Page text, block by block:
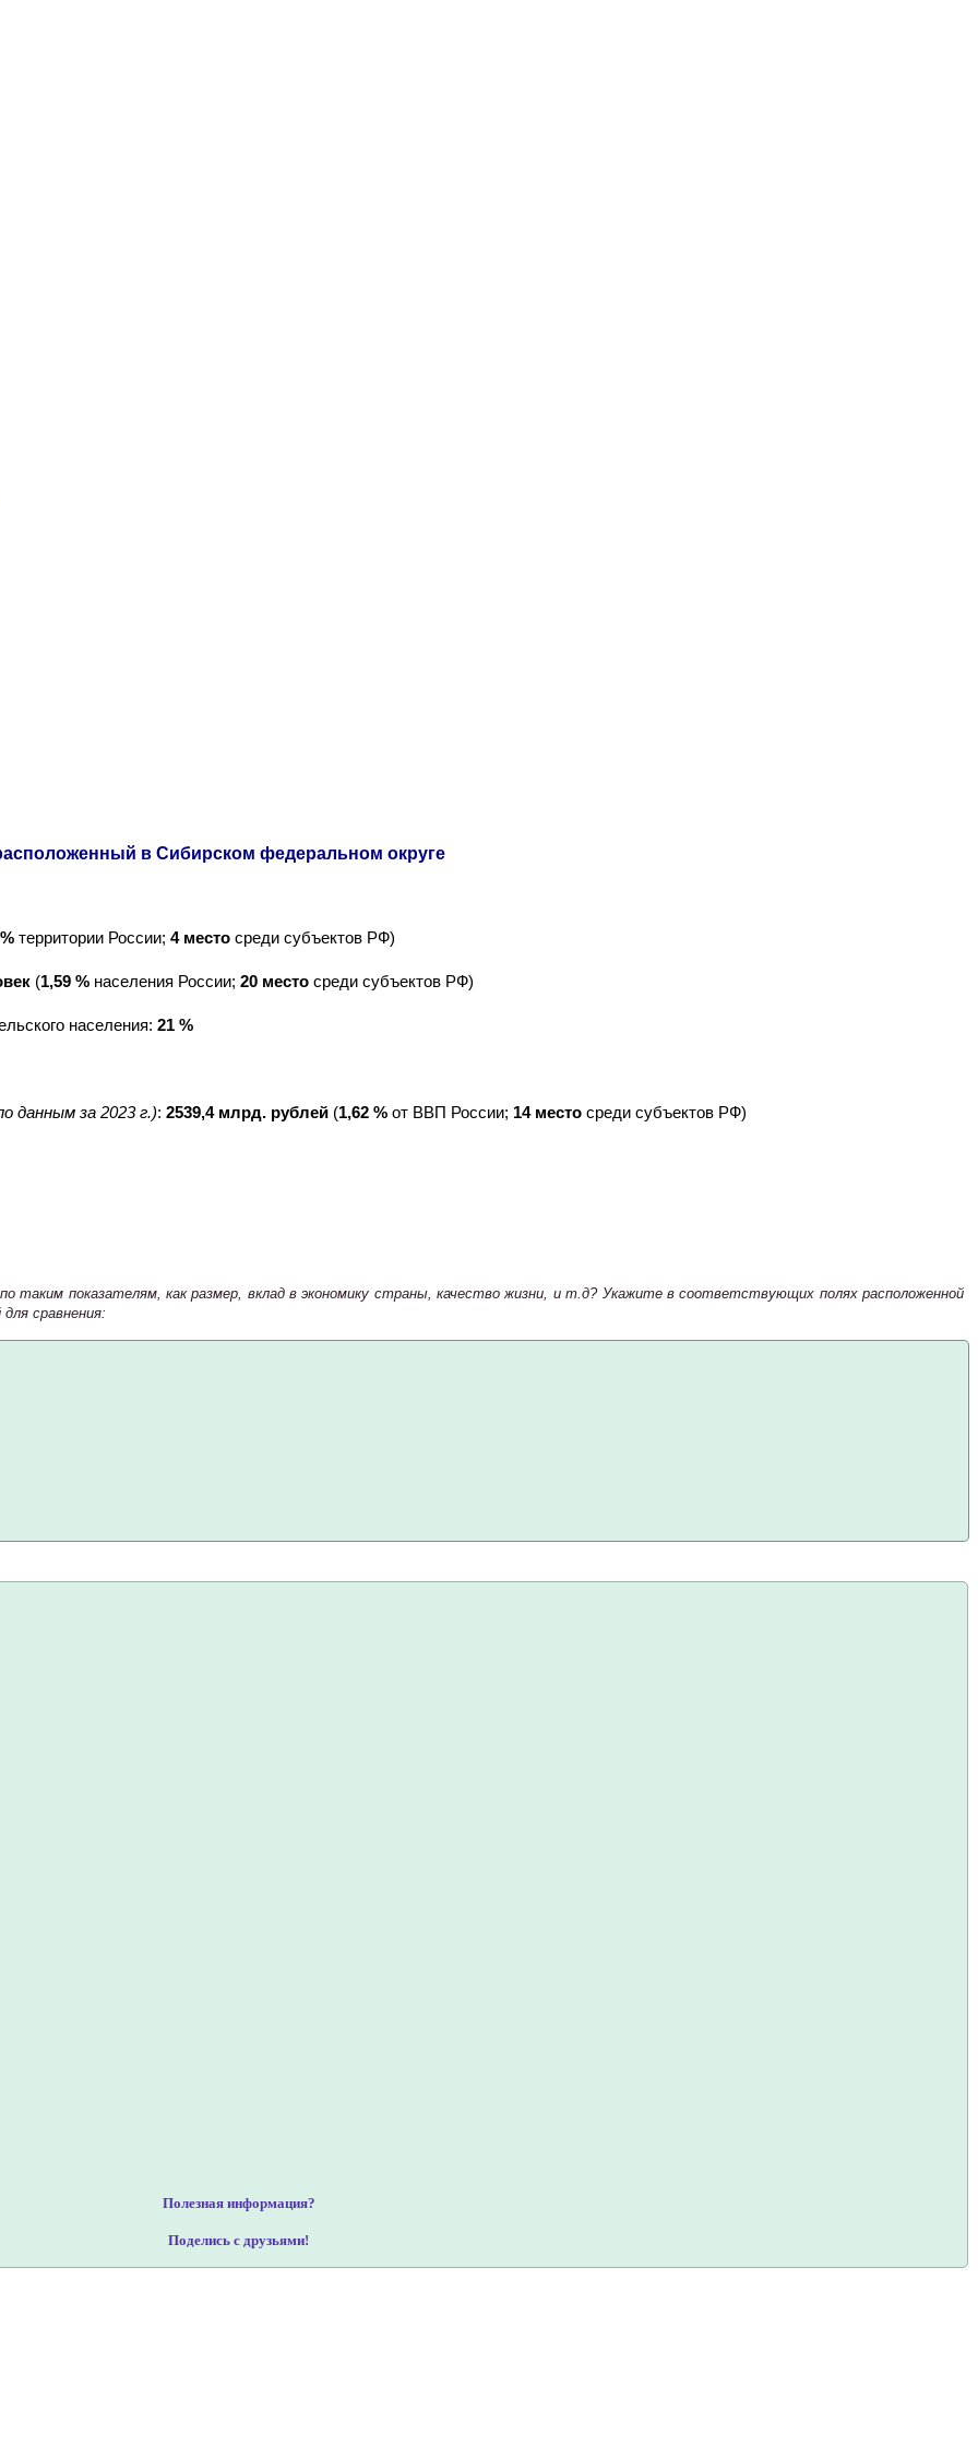
в Сибирском федеральном округе
территории России; 4 место среди субъектов РФ)
(1,59 % населения России; 20 место среди субъектов РФ)
населения: 21 %
данным за 2023 г.): 2539,4 млрд. рублей (1,62 % от ВВП России; 14 место среди субъектов РФ)
таким показателям, как размер, вклад в экономику страны, качество жизни, и т.д? Укажите в соответствующих полях расположенной
сравнения:
Полезная информация?
Поделись с друзьями!